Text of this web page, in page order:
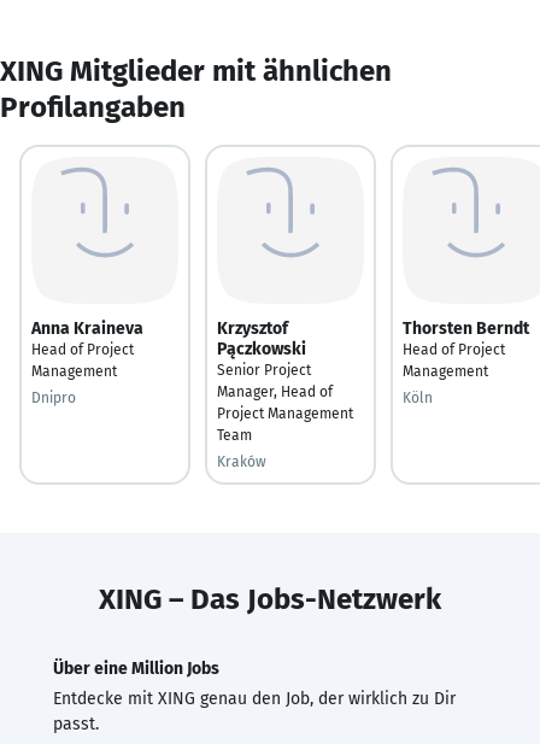
XING Mitglieder mit ähnlichen
Profilangaben
Anna Kraineva
Head of Project
Management
Dnipro
Krzysztof
Pączkowski
Senior Project
Manager, Head of
Project Management
Team
Kraków
Thorsten Berndt
Head of Project
Management
Köln
XING – Das Jobs-Netzwerk
Über eine Million Jobs
Entdecke mit XING genau den Job, der wirklich zu Dir
passt.